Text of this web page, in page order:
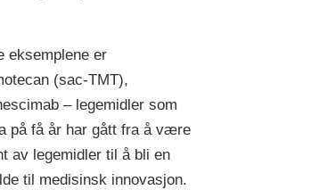
eksemplene er
(sac-TMT),
– legemidler som
på få år har gått fra å være
av legemidler til å bli en
til medisinsk innovasjon.